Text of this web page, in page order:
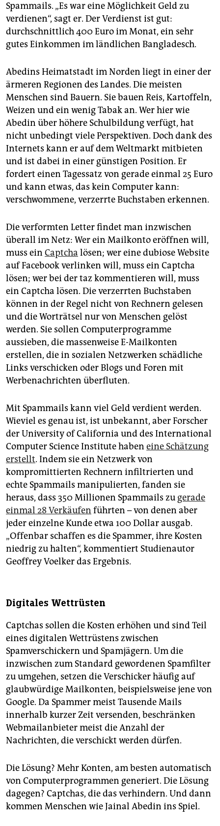
Spammails. „Es war eine Möglichkeit Geld zu
verdienen“, sagt er. Der Verdienst ist gut:
durchschnittlich 400 Euro im Monat, ein sehr
gutes Einkommen im ländlichen Bangladesch.
Abedins Heimatstadt im Norden liegt in einer der
ärmeren Regionen des Landes. Die meisten
Menschen sind Bauern. Sie bauen Reis, Kartoffeln,
Weizen und ein wenig Tabak an. Wer hier wie
Abedin über höhere Schulbildung verfügt, hat
nicht unbedingt viele Perspektiven. Doch dank des
Internets kann er auf dem Weltmarkt mitbieten
und ist dabei in einer günstigen Position. Er
fordert einen Tagessatz von gerade einmal 25 Euro
und kann etwas, das kein Computer kann:
verschwommene, verzerrte Buchstaben erkennen.
Die verformten Letter findet man inzwischen
überall im Netz: Wer ein Mailkonto eröffnen will,
muss ein Captcha lösen; wer eine dubiose Website
auf Facebook verlinken will, muss ein Captcha
lösen; wer bei der taz kommentieren will, muss
ein Captcha lösen. Die verzerrten Buchstaben
können in der Regel nicht von Rechnern gelesen
und die Worträtsel nur von Menschen gelöst
werden. Sie sollen Computerprogramme
aussieben, die massenweise E-Mailkonten
erstellen, die in sozialen Netzwerken schädliche
Links verschicken oder Blogs und Foren mit
Werbenachrichten überfluten.
Mit Spammails kann viel Geld verdient werden.
Wieviel es genau ist, ist unbekannt, aber Forscher
der University of California und des International
Computer Science Institute haben eine Schätzung
erstellt. Indem sie ein Netzwerk von
kompromittierten Rechnern infiltrierten und
echte Spammails manipulierten, fanden sie
heraus, dass 350 Millionen Spammails zu gerade
einmal 28 Verkäufen führten – von denen aber
jeder einzelne Kunde etwa 100 Dollar ausgab.
„Offenbar schaffen es die Spammer, ihre Kosten
niedrig zu halten“, kommentiert Studienautor
Geoffrey Voelker das Ergebnis.
Digitales Wettrüsten
Captchas sollen die Kosten erhöhen und sind Teil
eines digitalen Wettrüstens zwischen
Spamverschickern und Spamjägern. Um die
inzwischen zum Standard gewordenen Spamfilter
zu umgehen, setzen die Verschicker häufig auf
glaubwürdige Mailkonten, beispielsweise jene von
Google. Da Spammer meist Tausende Mails
innerhalb kurzer Zeit versenden, beschränken
Webmailanbieter meist die Anzahl der
Nachrichten, die verschickt werden dürfen.
Die Lösung? Mehr Konten, am besten automatisch
von Computerprogrammen generiert. Die Lösung
dagegen? Captchas, die das verhindern. Und dann
kommen Menschen wie Jainal Abedin ins Spiel.